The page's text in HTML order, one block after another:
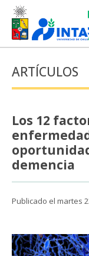
ARTÍCULOS
Los 12
demencia
Publicado el martes